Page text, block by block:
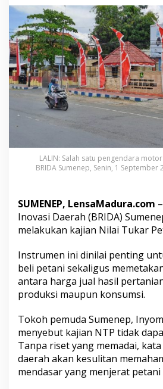
n
e
p
D
i
m
i
n
t
a
u
k
j
i
a
N
i
l
a
i
u
a
r
P
e
LALIN: Salah satu pengendara
BRIDA Sumenep, Senin, 1 September
SUMENEP, LensaMadura.com
Inovasi Daerah (BRIDA)
melakukan kajian Nilai Tukar
Instrumen ini dinilai penting
beli petani sekaligus
antara harga jual hasil
produksi maupun konsumsi.
Tokoh pemuda Sumenep,
menyebut kajian NTP tidak
Tanpa riset yang memadai,
daerah akan kesulitan
mendasar yang menjerat petani